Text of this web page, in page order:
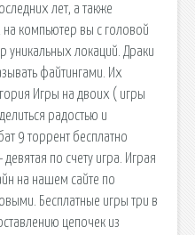
лет, а также
на компьютер вы с головой
уникальных локаций. Драки
файтингами. Их
Игры на двоих ( игры
радостью и
9 торрент бесплатно
по счету игра. Играя
на нашем сайте по
Бесплатные игры три в
цепочек из